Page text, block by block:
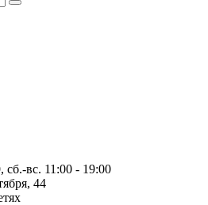
сб.-вс. 11:00 - 19:00
44